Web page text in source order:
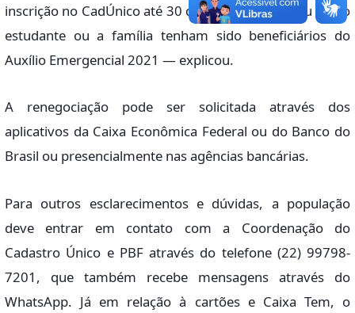
inscrição no CadÚnico até 30 de junho de 2023 ou que o
estudante ou a família tenham sido beneficiários do
Auxílio Emergencial 2021 — explicou.
A renegociação pode ser solicitada através dos
aplicativos da Caixa Econômica Federal ou do Banco do
Brasil ou presencialmente nas agências bancárias.
Para outros esclarecimentos e dúvidas, a população
deve entrar em contato com a Coordenação do
Cadastro Único e PBF através do telefone (22) 99798-
7201, que também recebe mensagens através do
WhatsApp. Já em relação à cartões e Caixa Tem, o